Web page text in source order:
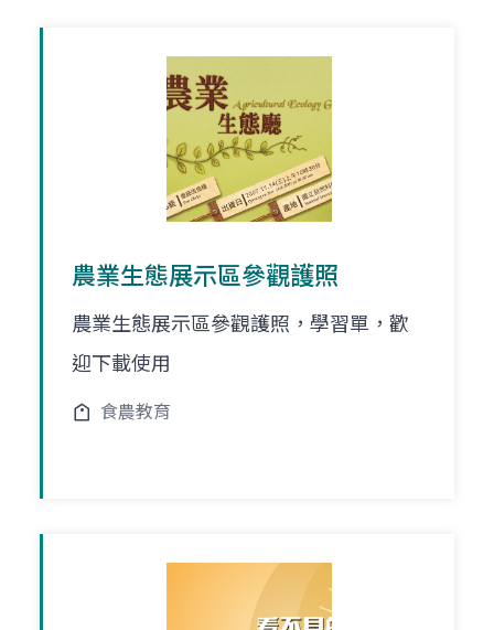
農業生態展示區參觀護照
農業生態展示區參觀護照，學習單，歡
迎下載使用
食農教育